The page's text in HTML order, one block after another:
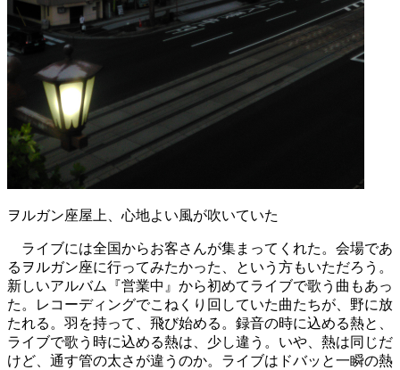
ヲルガン座屋上、心地よい風が吹いていた
ライブには全国からお客さんが集まってくれた。会場であ
るヲルガン座に行ってみたかった、という方もいただろう。
新しいアルバム『営業中』から初めてライブで歌う曲もあっ
た。レコーディングでこねくり回していた曲たちが、野に放
たれる。羽を持って、飛び始める。録音の時に込める熱と、
ライブで歌う時に込める熱は、少し違う。いや、熱は同じだ
けど、通す管の太さが違うのか。ライブはドバッと一瞬の熱